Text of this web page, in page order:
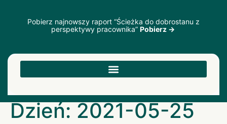
Pobierz najnowszy raport “Ścieżka do dobrostanu z
perspektywy pracownika” Pobierz →
Dzień:2021-05-25